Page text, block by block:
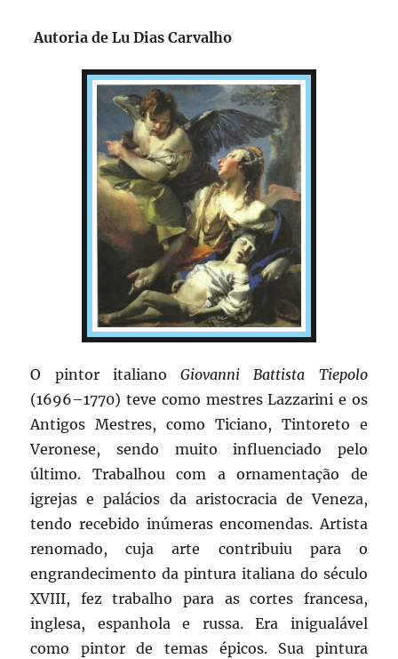
Autoria de Lu Dias Carvalho
O pintor italianoGiovanni Battista Tiepolo
(1696–1770) teve como mestres Lazzarini e os
Antigos Mestres, como Ticiano, Tintoreto e
Veronese, sendo muito influenciado pelo
último. Trabalhou com a ornamentação de
igrejas e palácios da aristocracia de Veneza,
tendo recebido inúmeras encomendas. Artista
renomado, cuja arte contribuiu para o
engrandecimento da pintura italiana do século
XVIII, fez trabalho para as cortes francesa,
inglesa, espanhola e russa. Era inigualável
como pintor de temas épicos. Sua pintura